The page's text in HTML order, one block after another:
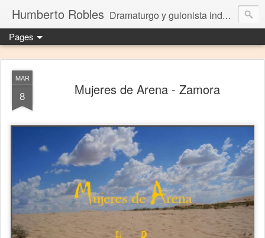
Humberto Robles Dramaturgo y guionista independiente
Pages
MAR
8 Mujeres de Arena - Zamora